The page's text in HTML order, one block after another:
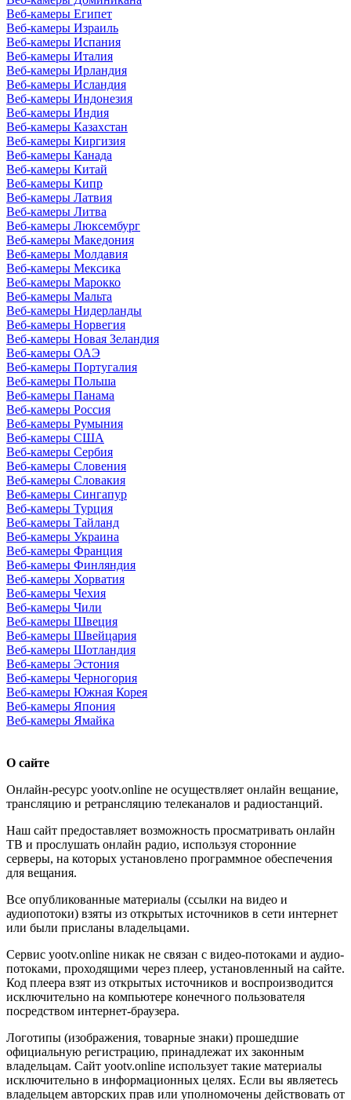
Веб-камеры Египет
Веб-камеры Израиль
Веб-камеры Испания
Веб-камеры Италия
Веб-камеры Ирландия
Веб-камеры Исландия
Веб-камеры Индонезия
Веб-камеры Индия
Веб-камеры Казахстан
Веб-камеры Киргизия
Веб-камеры Канада
Веб-камеры Китай
Веб-камеры Кипр
Веб-камеры Латвия
Веб-камеры Литва
Веб-камеры Люксембург
Веб-камеры Македония
Веб-камеры Молдавия
Веб-камеры Мексика
Веб-камеры Марокко
Веб-камеры Мальта
Веб-камеры Нидерланды
Веб-камеры Норвегия
Веб-камеры Новая Зеландия
Веб-камеры ОАЭ
Веб-камеры Португалия
Веб-камеры Польша
Веб-камеры Панама
Веб-камеры Россия
Веб-камеры Румыния
Веб-камеры США
Веб-камеры Сербия
Веб-камеры Словения
Веб-камеры Словакия
Веб-камеры Сингапур
Веб-камеры Турция
Веб-камеры Тайланд
Веб-камеры Украина
Веб-камеры Франция
Веб-камеры Финляндия
Веб-камеры Хорватия
Веб-камеры Чехия
Веб-камеры Чили
Веб-камеры Швеция
Веб-камеры Швейцария
Веб-камеры Шотландия
Веб-камеры Эстония
Веб-камеры Черногория
Веб-камеры Южная Корея
Веб-камеры Япония
Веб-камеры Ямайка
О сайте
Онлайн-ресурс yootv.online не осуществляет онлайн вещание,
трансляцию и ретрансляцию телеканалов и радиостанций.
Наш сайт предоставляет возможность просматривать онлайн
ТВ и прослушать онлайн радио, используя сторонние
серверы, на которых установлено программное обеспечения
для вещания.
Все опубликованные материалы (ссылки на видео и
аудиопотоки) взяты из открытых источников в сети интернет
или были присланы владельцами.
Сервис yootv.online никак не связан с видео-потоками и аудио-
потоками, проходящими через плеер, установленный на сайте.
Код плеера взят из открытых источников и воспроизводится
исключительно на компьютере конечного пользователя
посредством интернет-браузера.
Логотипы (изображения, товарные знаки) прошедшие
официальную регистрацию, принадлежат их законным
владельцам. Сайт yootv.online использует такие материалы
исключительно в информационных целях. Если вы являетесь
владельцем авторских прав или уполномочены действовать от